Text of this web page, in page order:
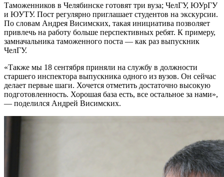
Таможенников в Челябинске готовят три вуза; ЧелГУ, ЮУрГУ
и ЮУТУ. Пост регулярно приглашает студентов на экскурсии.
По словам Андрея Висимских, такая инициатива позволяет
привлечь на работу больше перспективных ребят. К примеру,
замначальника таможенного поста — как раз выпускник
ЧелГУ.
«Также мы 18 сентября приняли на службу в должности
старшего инспектора выпускника одного из вузов. Он сейчас
делает первые шаги. Хочется отметить достаточно высокую
подготовленность. Хорошая база есть, все остальное за нами»,
— поделился Андрей Висимских.